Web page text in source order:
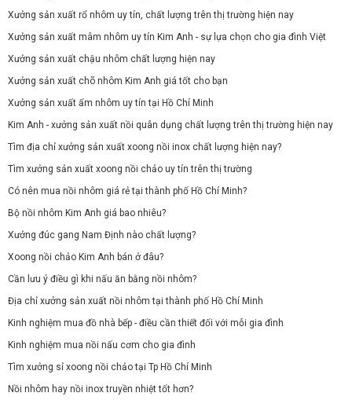
Xưởng sản xuất rổ nhôm uy tín, chất lượng trên thị trường hiện nay
Xưởng sản xuất mâm nhôm uy tín Kim Anh - sự lựa chọn cho gia đình Việt
Xưởng sản xuất chậu nhôm chất lượng hiện nay
Xưởng sản xuất chõ nhôm Kim Anh giá tốt cho bạn
Xưởng sản xuất ấm nhôm uy tín tại Hồ Chí Minh
Kim Anh - xưởng sản xuất nồi quân dụng chất lượng trên thị trường hiện nay
Tìm địa chỉ xưởng sản xuất xoong nồi inox chất lượng hiện nay?
Tìm xưởng sản xuất xoong nồi chảo uy tín trên thị trường
Có nên mua nồi nhôm giá rẻ tại thành phố Hồ Chí Minh?
Bộ nồi nhôm Kim Anh giá bao nhiêu?
Xưởng đúc gang Nam Định nào chất lượng?
Xoong nồi chảo Kim Anh bán ở đâu?
Cần lưu ý điều gì khi nấu ăn bằng nồi nhôm?
Địa chỉ xưởng sản xuất nồi nhôm tại thành phố Hồ Chí Minh
Kinh nghiệm mua đồ nhà bếp - điều cần thiết đối với mỗi gia đình
Kinh nghiệm mua nồi nấu cơm cho gia đình
Tìm xưởng sỉ xoong nồi chảo tại Tp Hồ Chí Minh
Nồi nhôm hay nồi inox truyền nhiệt tốt hơn?